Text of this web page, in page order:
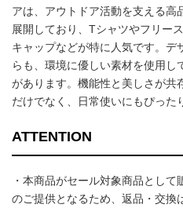
アは、アウトドア活動を支える高
展開しており、Tシャツやフリー
キャップなどが特に人気です。デ
らも、環境に優しい素材を使用し
があります。機能性と美しさが共
だけでなく、日常使いにもぴった
ATTENTION
・本商品がセール対象商品とし
のご提供となるため、返品・交換